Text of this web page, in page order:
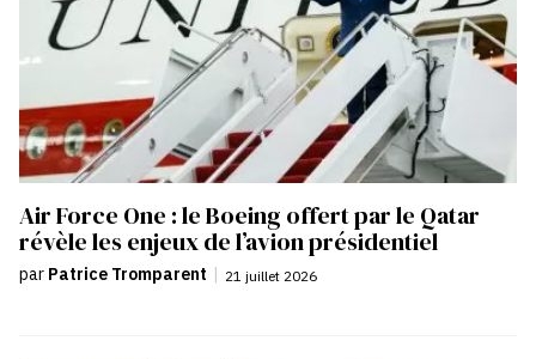
Air Force One : le Boeing offert par le Qatar
révèle les enjeux de l’avion présidentiel
par Patrice Tromparent | 21 juillet 2026